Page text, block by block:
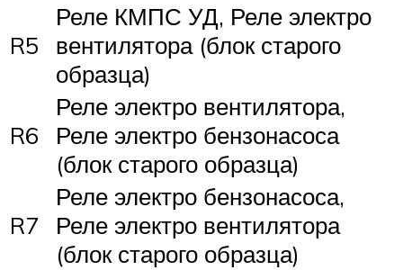
R5
Реле КМПС УД, Реле электро
вентилятора (блок старого
образца)
R6
Реле электро вентилятора,
Реле электро бензонасоса
(блок старого образца)
R7
Реле электро бензонасоса,
Реле электро вентилятора
(блок старого образца)